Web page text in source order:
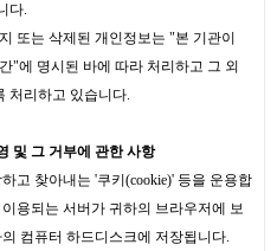
다.
또는 삭제된 개인정보는 "본 기관이
"에 명시된 바에 따라 처리하고 그 외
처리하고 있습니다.
및 그 거부에 관한 사항
고 찾아내는 '쿠키(cookie)' 등을 운용합
용되는 서버가 귀하의 브라우저에 보
컴퓨터 하드디스크에 저장됩니다.